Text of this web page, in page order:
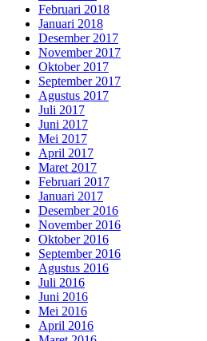
Februari 2018
Januari 2018
Desember 2017
November 2017
Oktober 2017
September 2017
Agustus 2017
Juli 2017
Juni 2017
Mei 2017
April 2017
Maret 2017
Februari 2017
Januari 2017
Desember 2016
November 2016
Oktober 2016
September 2016
Agustus 2016
Juli 2016
Juni 2016
Mei 2016
April 2016